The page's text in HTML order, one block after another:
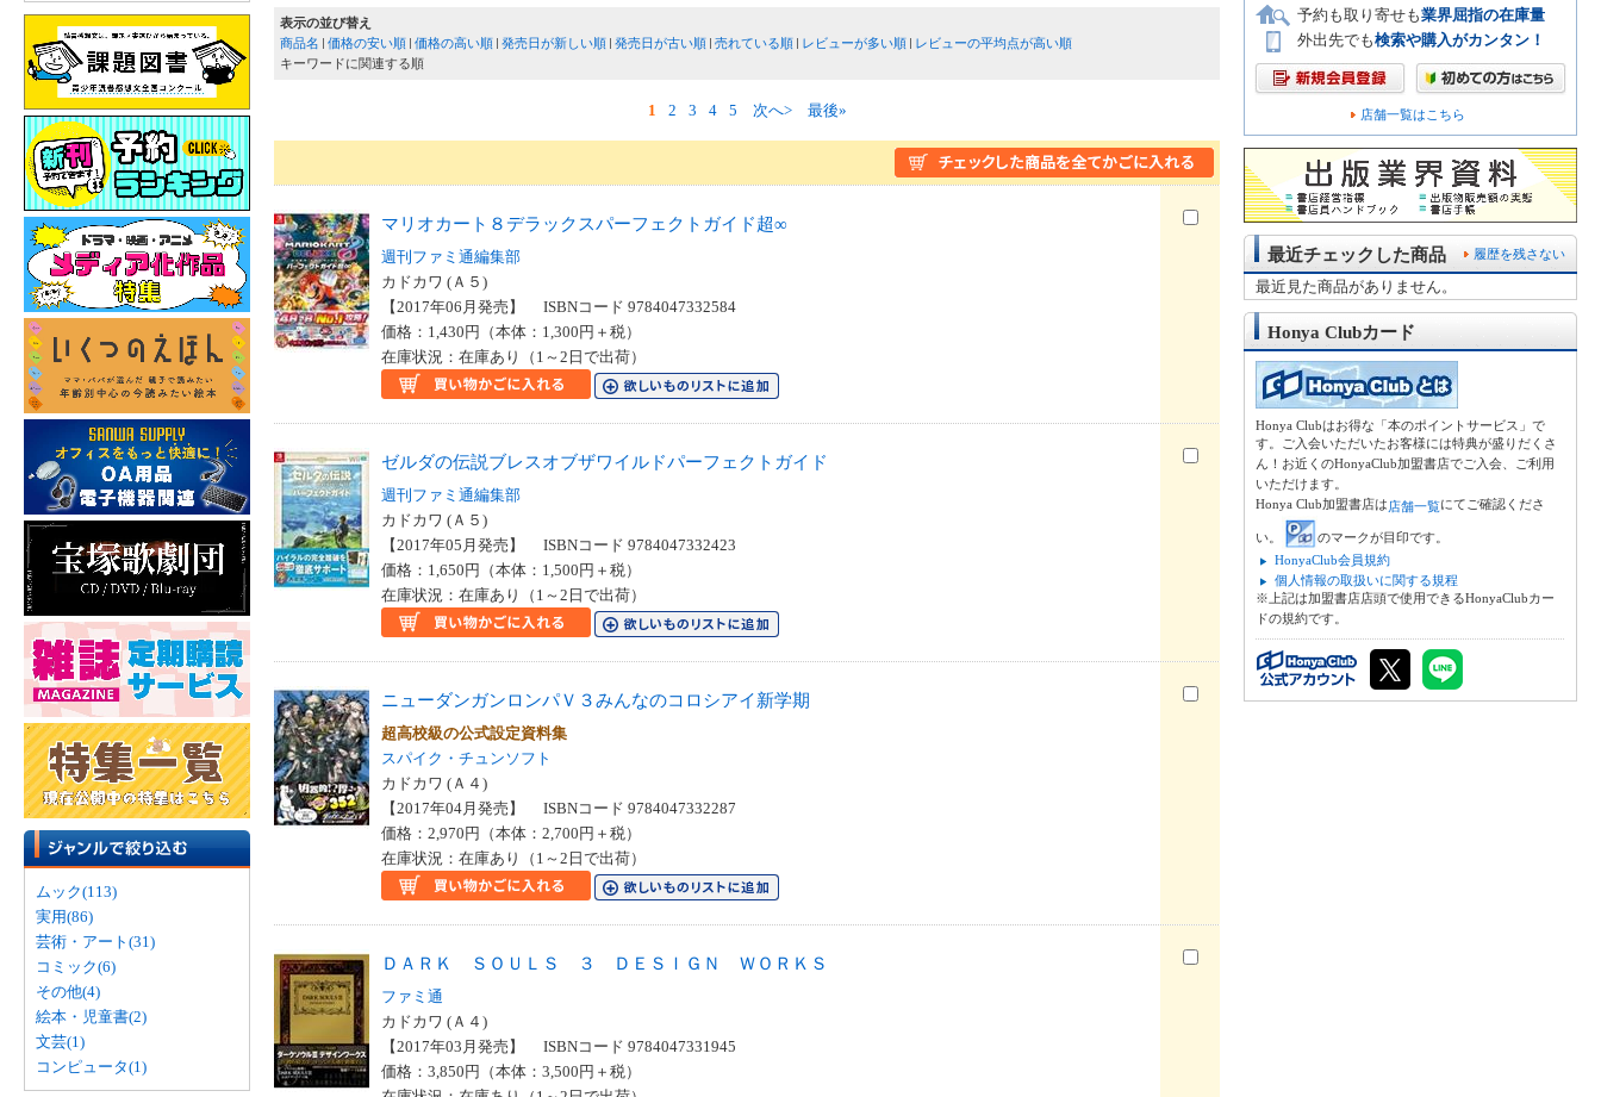
ムック(113)
実用(86)
芸術・アート(31)
コミック(6)
その他(4)
絵本・児童書(2)
文芸(1)
コンピュータ(1)
表示の並び替え
商品名
価格の安い順 価格の高い順 発売日が新しい順 発売日が古い順 売れている順 レビューが多い順
レビューの平均点が高い順
キーワードに関連する順
1 2 3 4 5 次へ> 最後»
マリオカート８デラックスパーフェクトガイド超∞
週刊ファミ通編集部
カドカワ (Ａ５)
【2017年06月発売】 ISBNコード 9784047332584
価格：1,430円（本体：1,300円＋税）
在庫状況：在庫あり（1～2日で出荷）
ゼルダの伝説ブレスオブザワイルドパーフェクトガイド
週刊ファミ通編集部
カドカワ (Ａ５)
【2017年05月発売】 ISBNコード 9784047332423
価格：1,650円（本体：1,500円＋税）
在庫状況：在庫あり（1～2日で出荷）
ニューダンガンロンパＶ３みんなのコロシアイ新学期
超高校級の公式設定資料集
スパイク・チュンソフト
カドカワ (Ａ４)
【2017年04月発売】 ISBNコード 9784047332287
価格：2,970円（本体：2,700円＋税）
在庫状況：在庫あり（1～2日で出荷）
ＤＡＲＫ ＳＯＵＬＳ ３ ＤＥＳＩＧＮ ＷＯＲＫＳ
ファミ通
カドカワ (Ａ４)
【2017年03月発売】 ISBNコード 9784047331945
価格：3,850円（本体：3,500円＋税）
予約も取り寄せも業界屈指の在庫量
外出先でも検索や購入がカンタン！
店舗一覧はこちら
履歴を残さない
最近チェックした商品
最近見た商品がありません。
Honya Clubカード
Honya Clubはお得な「本のポイントサービス」で
す。ご入会いただいたお客様には特典が盛りだくさ
ん！お近くのHonyaClub加盟書店でご入会、ご利用
いただけます。
Honya Club加盟書店は店舗一覧にてご確認くださ
い。
のマークが目印です。
HonyaClub会員規約
個人情報の取扱いに関する規程
※上記は加盟書店店頭で使用できるHonyaClubカー
ドの規約です。